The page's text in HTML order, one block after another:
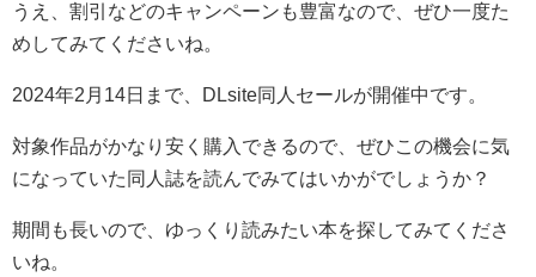
うえ、割引などのキャンペーンも豊富なので、ぜひ一度た
めしてみてくださいね。
2024年2月14日まで、DLsite同人セールが開催中です。
対象作品がかなり安く購入できるので、ぜひこの機会に気
になっていた同人誌を読んでみてはいかがでしょうか？
期間も長いので、ゆっくり読みたい本を探してみてくださ
いね。